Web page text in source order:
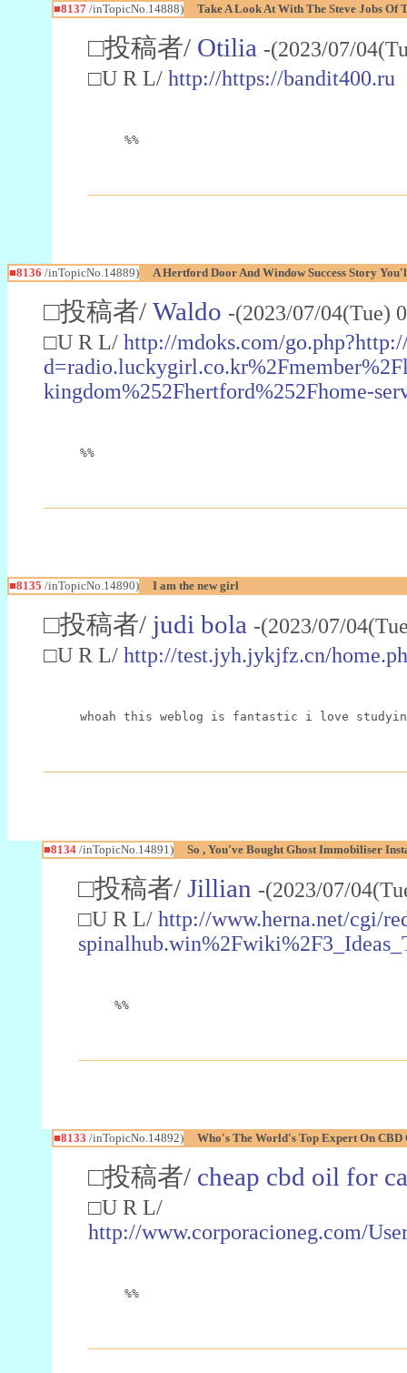
■8137/inTopicNo.14888) Take A Look At With The Steve Jobs
□投稿者/ Otilia -(2023/07/
□U R L/ http://https://bandit400.ru
%%
■8136 /inTopicNo.14889) A Hertford Door And Window Success Story
□投稿者/ Waldo -(2023/07/
□U R L/ http://mdoks.com/
kingdom%252Fhertford%252Fhome-
%%
■8135 /inTopicNo.14890) I am the new girl
□投稿者/ judi bola -(2023/07/
□U R L/ http://test.jyh.jykjfz.cn/
whoah this weblog is fantastic i love
■8134/inTopicNo.14891) So , You've Bought Ghost Immobiliser
□投稿者/ Jillian -(2023/07/
□U R L/ http://www.herna.net/cgi/
%%
■8133 /inTopicNo.14892) Who's The World's Top Expert On CBD
□投稿者/ cheap cbd oil for
□U R L/
http://www.corporacioneg.com/
%%